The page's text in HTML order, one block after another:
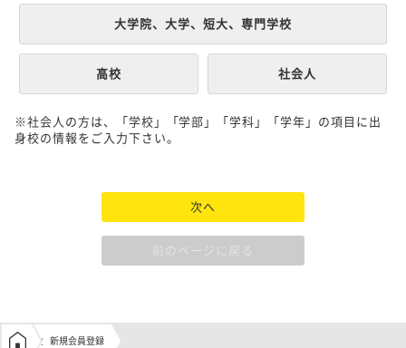
大学院、大学、短大、専門学校
高校 社会人
※社会人の方は、「学校」「学部」「学科」「学年」の項目に出
身校の情報をご入力下さい。
次へ
前のページに戻る
学生の窓口トップ
新規会員登録